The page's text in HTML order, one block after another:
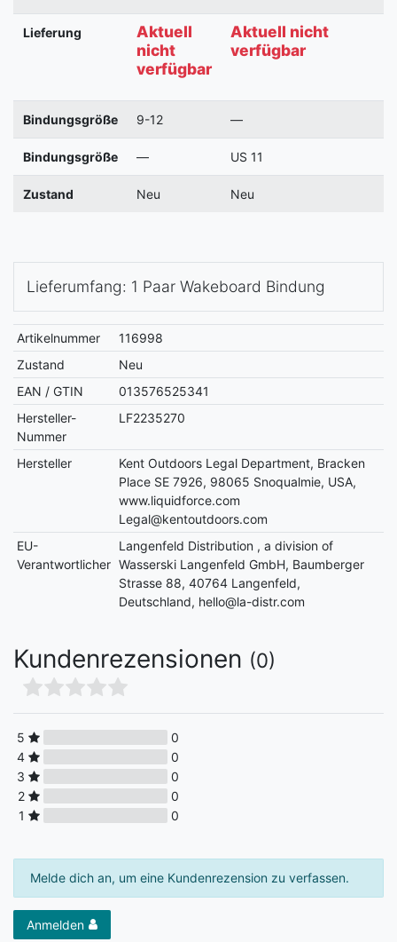
Lieferung
Aktuell
nicht
verfügbar
Aktuell nicht
verfügbar
Bindungsgröße 9-12 —
Bindungsgröße — US 11
Zustand Neu Neu
Lieferumfang: 1 Paar Wakeboard Bindung
Artikelnummer
116998
Zustand
Neu
EAN / GTIN
013576525341
Hersteller-
Nummer
LF2235270
Hersteller
Kent Outdoors Legal Department, Bracken
Place SE 7926, 98065 Snoqualmie, USA,
www.liquidforce.com
Legal@kentoutdoors.com
EU-
Verantwortlicher
Langenfeld Distribution , a division of
Wasserski Langenfeld GmbH, Baumberger
Strasse 88, 40764 Langenfeld,
Deutschland, hello@la-distr.com
Kundenrezensionen (0)
5
0
4
0
3
0
2
0
1
0
Melde dich an, um eine Kundenrezension zu verfassen.
Anmelden